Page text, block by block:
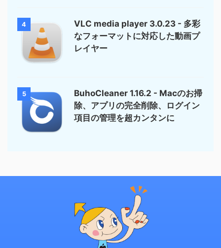
4
VLC media player 3.0.23 - 多彩
なフォーマットに対応した動画プ
レイヤー
5
BuhoCleaner 1.16.2 - Macのお掃
除、アプリの完全削除、ログイン
項目の管理を超カンタンに